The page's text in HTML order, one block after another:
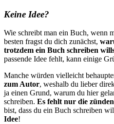
Keine Idee?
Wie schreibt man ein Buch, wenn
besten fragst du dich zunächst,
trotzdem ein Buch schreiben
passende Idee fehlt, kann einige
Manche würden vielleicht
zum Autor, weshalb du lieber
ja einen Grund, warum du hier
schreiben. Es fehlt nur die
bist, dass du ein Buch schreiben
Idee!